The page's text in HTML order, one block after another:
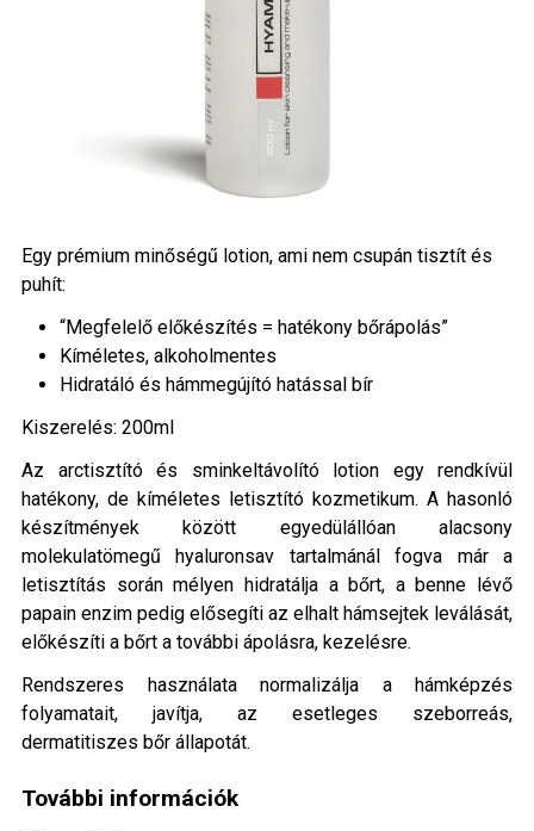
Egy prémium minőségű lotion, ami nem csupán tisztít és
puhít:
“Megfelelő előkészítés = hatékony bőrápolás”
Kíméletes, alkoholmentes
Hidratáló és hámmegújító hatással bír
Kiszerelés: 200ml
Az arctisztító és sminkeltávolító lotion egy rendkívül
hatékony, de kíméletes letisztító kozmetikum. A hasonló
készítmények között egyedülállóan alacsony
molekulatömegű hyaluronsav tartalmánál fogva már a
letisztítás során mélyen hidratálja a bőrt, a benne lévő
papain enzim pedig elősegíti az elhalt hámsejtek leválását,
előkészíti a bőrt a további ápolásra, kezelésre.
Rendszeres használata normalizálja a hámképzés
folyamatait, javítja, az esetleges szeborreás,
dermatitiszes bőr állapotát.
További információk